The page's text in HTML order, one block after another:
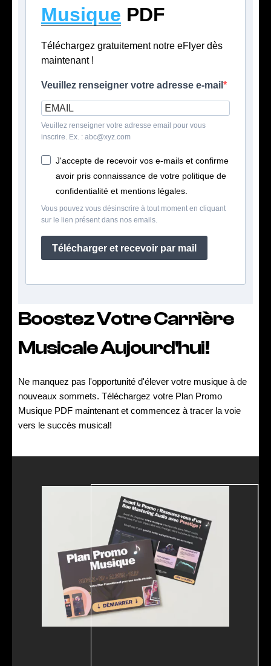
Musique PDF
Téléchargez gratuitement notre eFlyer dès
maintenant !
Veuillez renseigner votre adresse e-mail
Veuillez renseigner votre adresse email pour vous
inscrire. Ex. : abc@xyz.com
J'accepte de recevoir vos e-mails et confirme
avoir pris connaissance de votre politique de
confidentialité et mentions légales.
Vous pouvez vous désinscrire à tout moment en cliquant
sur le lien présent dans nos emails.
Télécharger et recevoir par mail
Boostez Votre Carrière
Musicale Aujourd'hui!
Ne manquez pas l'opportunité d'élever votre musique à de
nouveaux sommets. Téléchargez votre Plan Promo
Musique PDF maintenant et commencez à tracer la voie
vers le succès musical!